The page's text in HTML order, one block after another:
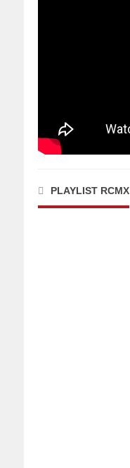
PLAYLIST RCMX